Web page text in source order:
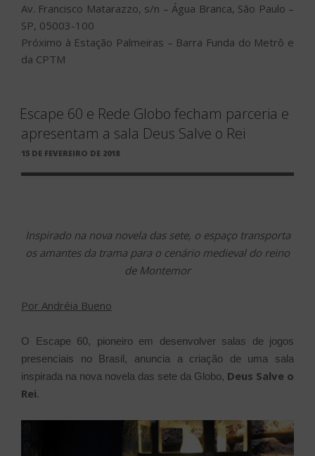
Av. Francisco Matarazzo, s/n – Água Branca, São Paulo –
SP, 05003-100
Próximo à Estação Palmeiras – Barra Funda do Metrô e
da CPTM
Escape 60 e Rede Globo fecham parceria e
apresentam a sala Deus Salve o Rei
PUBLICADO
15 DE FEVEREIRO DE 2018
Inspirado na nova novela das sete, o espaço transporta
os amantes da trama para o cenário medieval do reino
de Montemor
Por Andréia Bueno
O Escape 60, pioneiro em desenvolver salas de jogos
presenciais no Brasil, anuncia a criação de uma sala
inspirada na nova novela das sete da Globo, Deus Salve o
Rei.